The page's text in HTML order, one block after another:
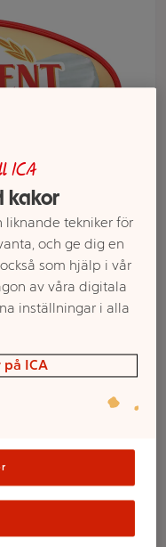
g
ICA
kakor
liknande tekniker för
och ge dig en
som hjälp i vår
av våra digitala
inställningar i alla
på ICA